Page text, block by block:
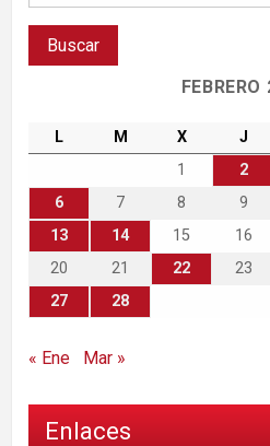
FEBRERO
L M X J
1
2
6
7 8 9
13
14 15 16
20
21 22 23
27
28
« Ene Mar »
Enlaces